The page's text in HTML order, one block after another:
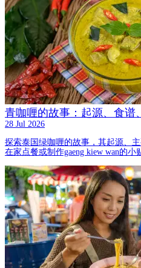
青咖喱的故事：起源、食谱
28 Jul 2026
探索泰国绿咖喱的故事，其起源、
在家点餐或制作gaeng kiew wan的小